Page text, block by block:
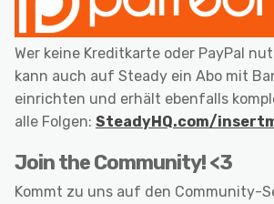
Wer keine Kreditkarte oder PayPal
kann auch auf Steady ein Abo mit
einrichten und erhält ebenfalls
alle Folgen: SteadyHQ.com/
Join the Community! <3
Kommt zu uns auf den Community-